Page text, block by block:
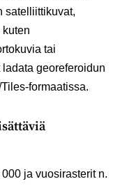
satelliittikuvat,
kuten
tai
ladata georeferoidun
formaatissa.
ja vuosirasterit n.